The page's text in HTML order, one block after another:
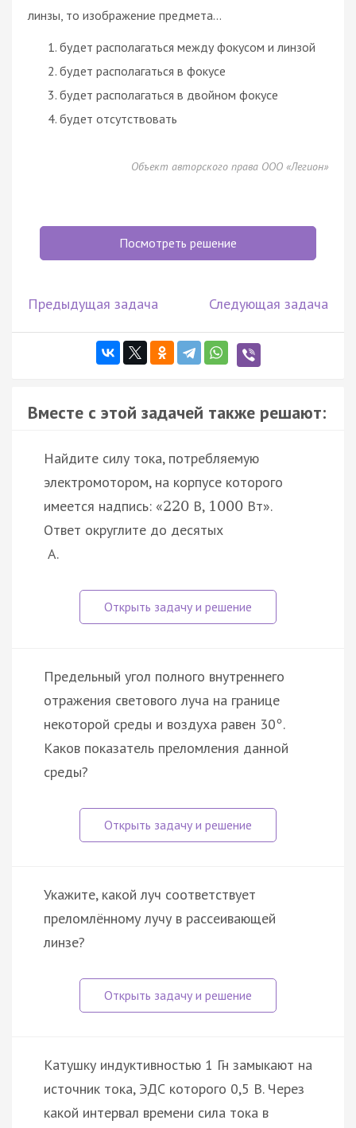
линзы, то изображение предмета...
будет располагаться между фокусом и линзой
будет располагаться в фокусе
будет располагаться в двойном фокусе
будет отсутствовать
Объект авторского права ООО «Легион»
Посмотреть решение
Предыдущая задача Следующая задача
Вместе с этой задачей также решают:
Найдите силу тока, потребляемую
электромотором, на корпусе которого
имеется надпись: «220 В, 1000 Вт».
Ответ округлите до десятых
А.
Предельный угол полного внутреннего
отражения светового луча на границе
некоторой среды и воздуха равен 30°.
Каков показатель преломления данной
среды?
Укажите, какой луч соответствует
преломлённому лучу в рассеивающей
линзе?
Катушку индуктивностью 1 Гн замыкают на
источник тока, ЭДС которого 0,5 В. Через
какой интервал времени сила тока в